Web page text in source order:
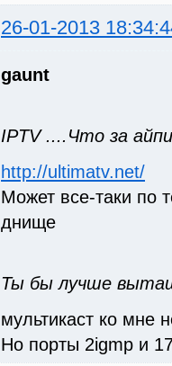
26-01-2013
gaunt
IPTV ....Что за
http://ultimatv.net/
Может все-таки по
днище
Ты бы лучше
мультикаст ко мне
Но порты 2igmp и